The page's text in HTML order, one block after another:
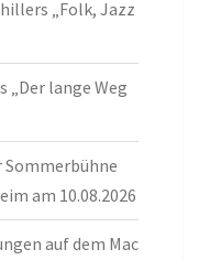
„Folk, Jazz
„Der lange Weg
Sommerbühne
am 10.08.2026
auf dem Mac